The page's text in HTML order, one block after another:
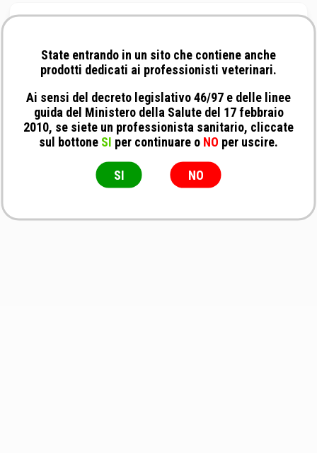
0,5 ml
IMV Technologies - Tappi per paillette -
Straw Adaptor Plug I50330
Tappi
State entrando in un sito che contiene anche
prodotti dedicati ai professionisti veterinari.
Ai sensi del decreto legislativo 46/97 e delle linee
guida del Ministero della Salute del 17 febbraio
2010, se siete un professionista sanitario, cliccate
sul bottone SI per continuare o NO per uscire.
SI NO